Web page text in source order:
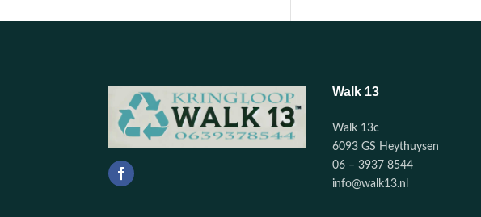
Walk 13
Walk 13c
6093 GS Heythuysen
06 – 3937 8544
info@walk13.nl